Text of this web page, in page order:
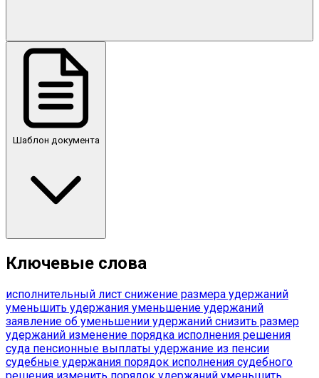
Шаблон документа
Ключевые слова
исполнительный лист снижение размера удержаний
уменьшить удержания уменьшение удержаний
заявление об уменьшении удержаний снизить размер
удержаний изменение порядка исполнения решения
суда пенсионные выплаты удержание из пенсии
судебные удержания порядок исполнения судебного
решения изменить порядок удержаний уменьшить